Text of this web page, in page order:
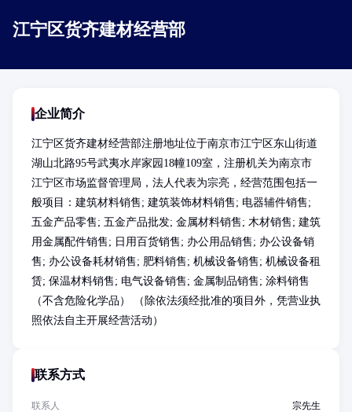
江宁区货齐建材经营部
企业简介
江宁区货齐建材经营部注册地址位于南京市江宁区东山街道
湖山北路95号武夷水岸家园18幢109室，注册机关为南京市
江宁区市场监督管理局，法人代表为宗亮，经营范围包括一
般项目：建筑材料销售; 建筑装饰材料销售; 电器辅件销售;
五金产品零售; 五金产品批发; 金属材料销售; 木材销售; 建筑
用金属配件销售; 日用百货销售; 办公用品销售; 办公设备销
售; 办公设备耗材销售; 肥料销售; 机械设备销售; 机械设备租
赁; 保温材料销售; 电气设备销售; 金属制品销售; 涂料销售
（不含危险化学品） （除依法须经批准的项目外，凭营业执
照依法自主开展经营活动）
联系方式
联系人 宗先生